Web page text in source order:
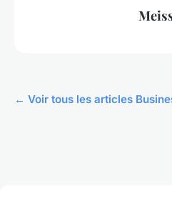
← Voir tous les articles